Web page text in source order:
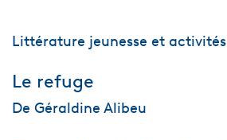
Littérature jeunesse et activités
Le refuge
De Géraldine Alibeu